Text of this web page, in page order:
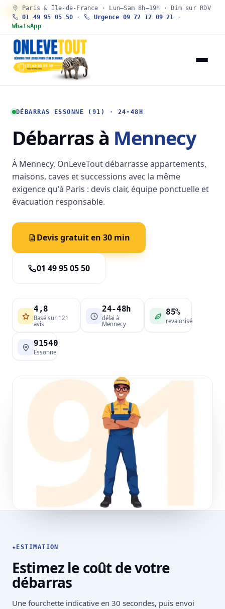
Paris & Île-de-France · Lun–Sam 8h–19h · Dim sur RDV
01 49 95 05 50 · Urgence 09 72 12 09 21 ·
WhatsApp
DÉBARRAS ESSONNE (91) · 24-48H
Débarras à Mennecy
À Mennecy, OnLeveTout débarrasse appartements,
maisons, caves et successions avec la même
exigence qu'à Paris : devis clair, équipe ponctuelle et
évacuation responsable.
Devis gratuit en 30 min
01 49 95 05 50
4,8
Basé sur 121
avis
24-48h
délai à
Mennecy
85%
revalorisé
91540
Essonne
★ ESTIMATION
Estimez le coût de votre
débarras
Une fourchette indicative en 30 secondes, puis envoi
30 SEC